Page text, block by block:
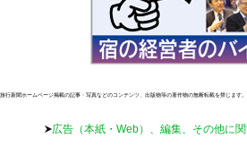
旅行新聞ホームページ掲載の記事・写真などのコンテンツ、出版物等の著作物の無断転載を禁じます。
広告（本紙・Web）、編集、その他に